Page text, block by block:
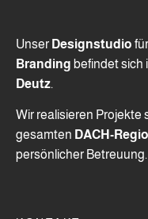
Unser Designstudio für
Branding befindet sich
Deutz.
Wir realisieren Projekte
gesamten DACH-
persönlicher Betreuung.